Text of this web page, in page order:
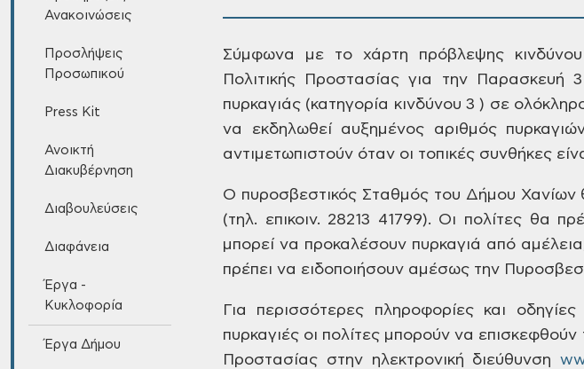
Ανακοινώσεις
Προσλήψεις
Προσωπικού
Press Kit
Ανοικτή
Διακυβέρνηση
Διαβουλεύσεις
Διαφάνεια
Έργα -
Κυκλοφορία
Έργα Δήμου
Σύμφωνα με το χάρτη πρόβλεψης κινδύνου
Πολιτικής Προστασίας για την Παρασκευή
πυρκαγιάς (κατηγορία κινδύνου 3 ) σε
να εκδηλωθείαυξημένος αριθμός
αντιμετωπιστούν όταν οι τοπικές συνθήκες
Ο πυροσβεστικός Σταθμός του Δήμου Χανίων
(τηλ. επικοιν. 28213 41799). Οι πολίτες θα
μπορεί να προκαλέσουν πυρκαγιά από
πρέπει να ειδοποιήσουν αμέσως την
Για περισσότερες πληροφορίες και οδηγίες
πυρκαγιές οι πολίτες μπορούν να επισκεφθούν
Προστασίας στην ηλεκτρονική διεύθυνση